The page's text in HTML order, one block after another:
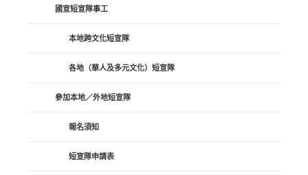
國宣短宣隊事工
本地跨文化短宣隊
各地（華人及多元文化）短宣隊
參加本地／外地短宣隊
報名須知
短宣隊申請表